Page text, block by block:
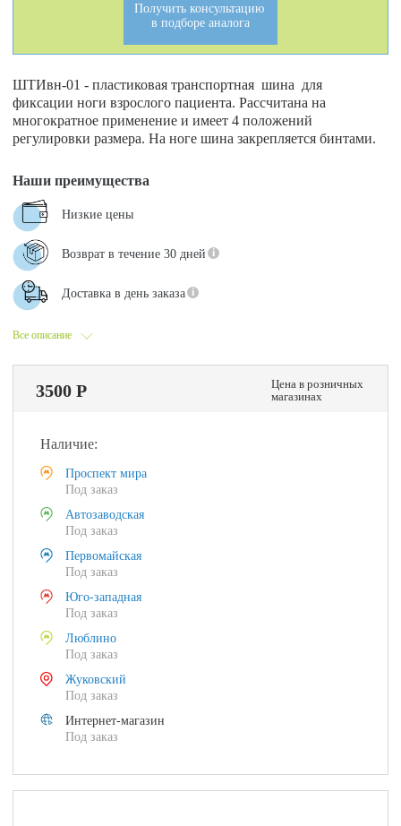
Получить консультацию
в подборе аналога
ШТИвн-01 - пластиковая транспортная шина для
фиксации ноги взрослого пациента. Рассчитана на
многократное применение и имеет 4 положений
регулировки размера. На ноге шина закрепляется бинтами.
Все описание
Наши преимущества
Низкие цены
Возврат в течение 30 дней
Доставка в день заказа
3500 Р
Цена в розничных
магазинах
Наличие:
Проспект мира
Под заказ
Автозаводская
Под заказ
Первомайская
Под заказ
Юго-западная
Под заказ
Люблино
Под заказ
Жуковский
Под заказ
Интернет-магазин
Под заказ